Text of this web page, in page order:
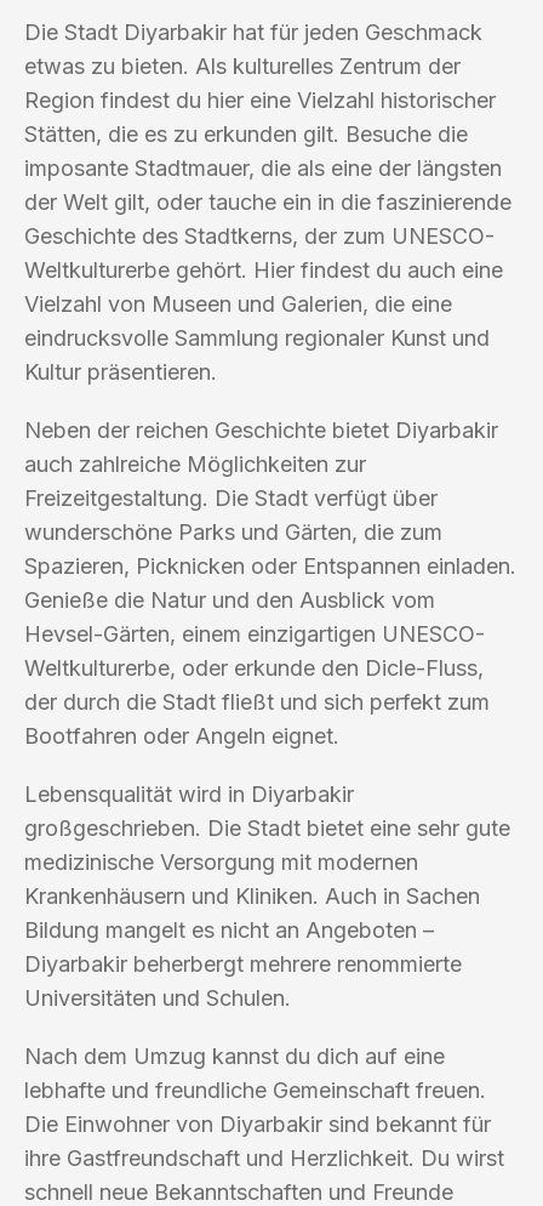
Die Stadt Diyarbakir hat für jeden Geschmack
etwas zu bieten. Als kulturelles Zentrum der
Region findest du hier eine Vielzahl historischer
Stätten, die es zu erkunden gilt. Besuche die
imposante Stadtmauer, die als eine der längsten
der Welt gilt, oder tauche ein in die faszinierende
Geschichte des Stadtkerns, der zum UNESCO-
Weltkulturerbe gehört. Hier findest du auch eine
Vielzahl von Museen und Galerien, die eine
eindrucksvolle Sammlung regionaler Kunst und
Kultur präsentieren.
Neben der reichen Geschichte bietet Diyarbakir
auch zahlreiche Möglichkeiten zur
Freizeitgestaltung. Die Stadt verfügt über
wunderschöne Parks und Gärten, die zum
Spazieren, Picknicken oder Entspannen einladen.
Genieße die Natur und den Ausblick vom
Hevsel-Gärten, einem einzigartigen UNESCO-
Weltkulturerbe, oder erkunde den Dicle-Fluss,
der durch die Stadt fließt und sich perfekt zum
Bootfahren oder Angeln eignet.
Lebensqualität wird in Diyarbakir
großgeschrieben. Die Stadt bietet eine sehr gute
medizinische Versorgung mit modernen
Krankenhäusern und Kliniken. Auch in Sachen
Bildung mangelt es nicht an Angeboten –
Diyarbakir beherbergt mehrere renommierte
Universitäten und Schulen.
Nach dem Umzug kannst du dich auf eine
lebhafte und freundliche Gemeinschaft freuen.
Die Einwohner von Diyarbakir sind bekannt für
ihre Gastfreundschaft und Herzlichkeit. Du wirst
schnell neue Bekanntschaften und Freunde